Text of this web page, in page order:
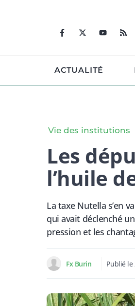
ACTUALITÉ
Vie des institutions
Les
l’huile
La taxe Nutella s’en
qui avait déclenché
pression et les
Fx Burin Publié le